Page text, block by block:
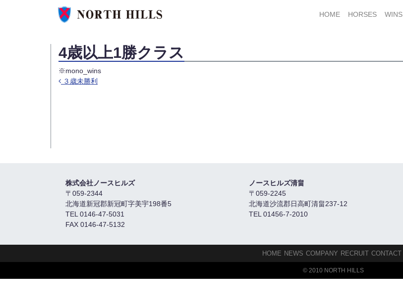
HOME
HORSES WINS
4歳以上1勝クラス
※mono_wins
３歳未勝利
株式会社ノースヒルズ
〒059-2344
北海道新冠郡新冠町字美宇198番5
TEL 0146-47-5031
FAX 0146-47-5132
ノースヒルズ清畠
〒059-2245
北海道沙流郡日高町清畠237-12
TEL 01456-7-2010
HOME NEWS COMPANY RECRUIT CONTACT
© 2010 NORTH HILLS